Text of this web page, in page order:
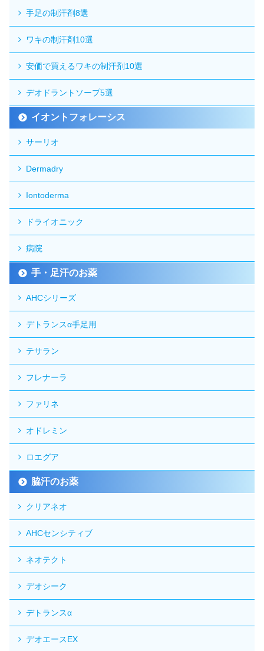
手足の制汗剤8選
ワキの制汗剤10選
安価で買えるワキの制汗剤10選
デオドラントソープ5選
イオントフォレーシス
サーリオ
Dermadry
Iontoderma
ドライオニック
病院
手・足汗のお薬
AHCシリーズ
デトランスα手足用
テサラン
フレナーラ
ファリネ
オドレミン
ロエグア
脇汗のお薬
クリアネオ
AHCセンシティブ
ネオテクト
デオシーク
デトランスα
デオエースEX